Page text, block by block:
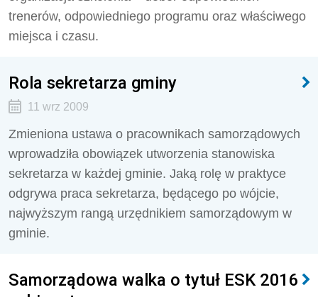
trenerów, odpowiedniego programu oraz właściwego
miejsca i czasu.
Rola sekretarza gminy
11 wrz 2009
Zmieniona ustawa o pracownikach samorządowych
wprowadziła obowiązek utworzenia stanowiska
sekretarza w każdej gminie. Jaką rolę w praktyce
odgrywa praca sekretarza, będącego po wójcie,
najwyższym rangą urzędnikiem samorządowym w
gminie.
Samorządowa walka o tytuł ESK 2016